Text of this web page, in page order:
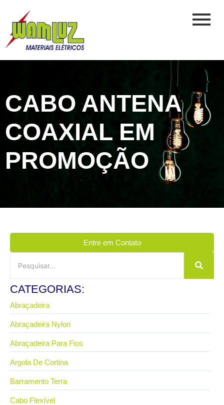
CABO ANTENA
COAXIAL EM
PROMOÇÃO
Entre em Contato
CATEGORIAS:
Abraçadeira
Abraçadeira Nylon
Abraçadeira Para Fios
Argola De Cortina
Barramento Terra
Cabo Flexível